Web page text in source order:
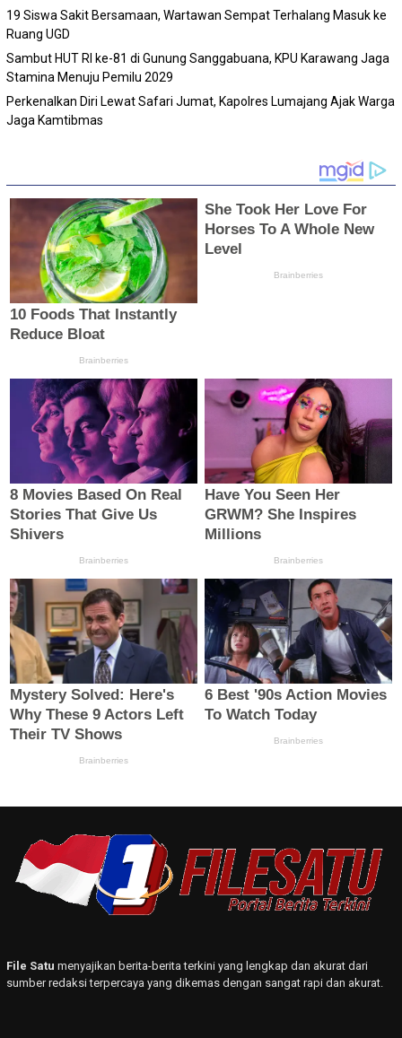
19 Siswa Sakit Bersamaan, Wartawan Sempat Terhalang Masuk ke
Ruang UGD
Sambut HUT RI ke-81 di Gunung Sanggabuana, KPU Karawang Jaga
Stamina Menuju Pemilu 2029
Perkenalkan Diri Lewat Safari Jumat, Kapolres Lumajang Ajak Warga
Jaga Kamtibmas
File Satu menyajikan berita-berita terkini yang lengkap dan akurat dari
sumber redaksi terpercaya yang dikemas dengan sangat rapi dan akurat.